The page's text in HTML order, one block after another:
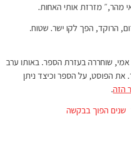
מהר,״ מזרזת אותי האחות.
הרוקד, הפך לקו ישר. שטוח.
שוחררה בעזרת הספר. באותו ערב
את הפוסט, על הספר וכיצד ניתן
הזה.
שנים הפוך בבקשה